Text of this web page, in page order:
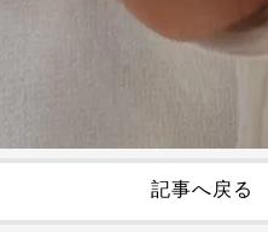
記事へ戻る